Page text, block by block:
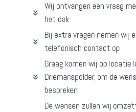
Wij ontvangen een vraag
het dak
Bij extra vragen nemen wij
telefonisch contact op
Graag komen wij op locatie
Driemanspolder, om de
bespreken
De wensen zullen wij